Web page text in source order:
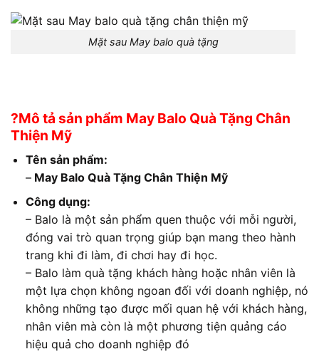
Mặt sau May balo quà tặng
?Mô tả sản phẩm May Balo Quà Tặng Chân
Thiện Mỹ
Tên sản phẩm:
–May Balo Quà Tặng Chân Thiện Mỹ
Công dụng:
– Balo là một sản phẩm quen thuộc với mỗi người,
đóng vai trò quan trọng giúp bạn mang theo hành
trang khi đi làm, đi chơi hay đi học.
– Balo làm quà tặng khách hàng hoặc nhân viên là
một lựa chọn không ngoan đối với doanh nghiệp, nó
không những tạo được mối quan hệ với khách hàng,
nhân viên mà còn là một phương tiện quảng cáo
hiệu quả cho doanh nghiệp đó